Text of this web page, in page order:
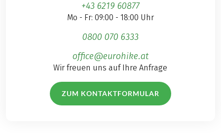
+43 6219 60877
Mo - Fr: 09:00 - 18:00 Uhr
0800 070 6333
office@eurohike.at
Wir freuen uns auf Ihre Anfrage
ZUM KONTAKTFORMULAR